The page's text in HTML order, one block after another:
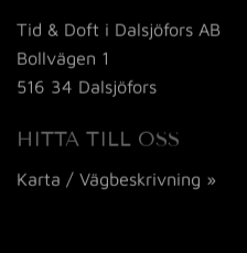
Tid & Doft i Dalsjöfors AB
Bollvägen 1
516 34 Dalsjöfors
HITTA TILL OSS
Karta / Vägbeskrivning »